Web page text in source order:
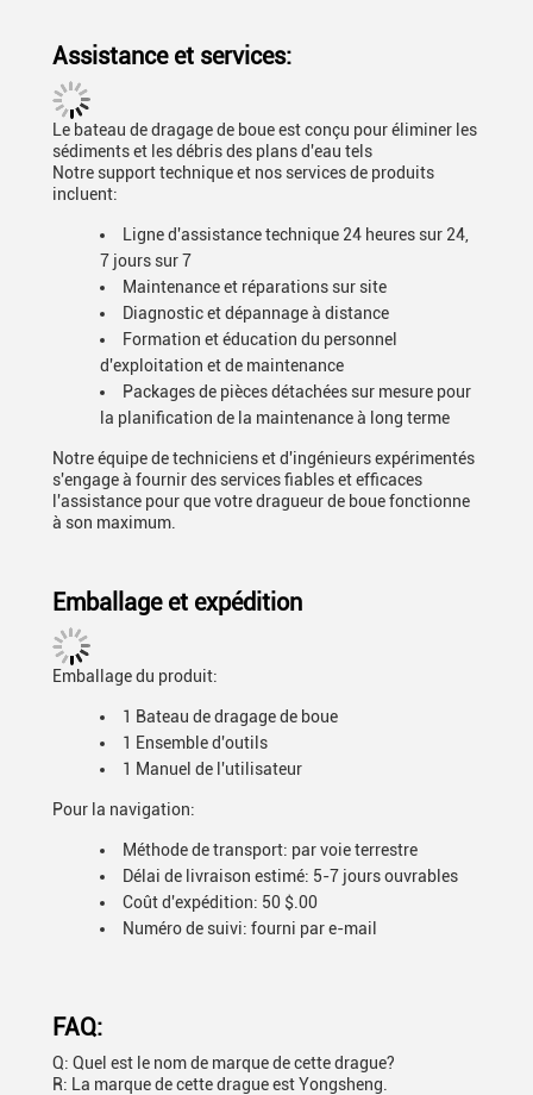
Assistance et services:
Le bateau de dragage de boue est conçu pour éliminer les
sédiments et les débris des plans d'eau tels
Notre support technique et nos services de produits
incluent:
Ligne d'assistance technique 24 heures sur 24,
7 jours sur 7
Maintenance et réparations sur site
Diagnostic et dépannage à distance
Formation et éducation du personnel
d'exploitation et de maintenance
Packages de pièces détachées sur mesure pour
la planification de la maintenance à long terme
Notre équipe de techniciens et d'ingénieurs expérimentés
s'engage à fournir des services fiables et efficaces
l'assistance pour que votre dragueur de boue fonctionne
à son maximum.
Emballage et expédition
Emballage du produit:
1 Bateau de dragage de boue
1 Ensemble d'outils
1 Manuel de l'utilisateur
Pour la navigation:
Méthode de transport: par voie terrestre
Délai de livraison estimé: 5-7 jours ouvrables
Coût d'expédition: 50 $.00
Numéro de suivi: fourni par e-mail
FAQ:
Q: Quel est le nom de marque de cette drague?
R: La marque de cette drague est Yongsheng.